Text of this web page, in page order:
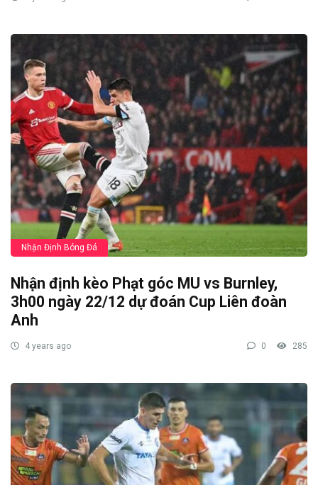
Nhận Định Bóng Đá
Nhận định kèo Phạt góc MU vs Burnley,
3h00 ngày 22/12 dự đoán Cup Liên đoàn
Anh
4 years ago 0 285